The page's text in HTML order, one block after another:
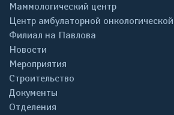
Маммологический центр
Центр амбулаторной
Филиал на Павлова
Новости
Мероприятия
Строительство
Документы
Отделения